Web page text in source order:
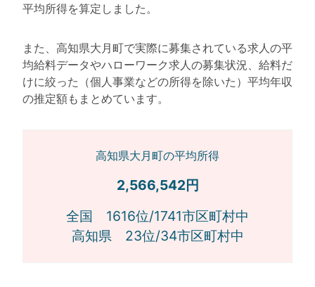
平均所得を算定しました。
また、高知県大月町で実際に募集されている求人の平
均給料データやハローワーク求人の募集状況、給料だ
けに絞った（個人事業などの所得を除いた）平均年収
の推定額もまとめています。
高知県大月町の平均所得
2,566,542円
全国 1616位/1741市区町村中
高知県 23位/34市区町村中